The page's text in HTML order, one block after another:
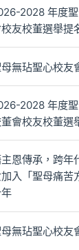
2028 年度
友校董選舉提
無玷聖心校友
2028 年度
會校友校董選
恩傳承，跨
入「聖母痛苦
無玷聖心校友